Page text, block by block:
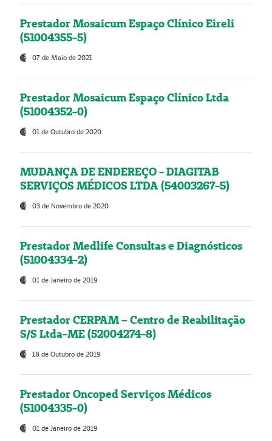
Prestador Mosaicum Espaço Clínico Eireli
(51004355-5)
07 de Maio de 2021
Prestador Mosaicum Espaço Clínico Ltda
(51004352-0)
01 de Outubro de 2020
MUDANÇA DE ENDEREÇO - DIAGITAB
SERVIÇOS MÉDICOS LTDA (54003267-5)
03 de Novembro de 2020
Prestador Medlife Consultas e Diagnósticos
(51004334-2)
01 de Janeiro de 2019
Prestador CERPAM – Centro de Reabilitação
S/S Ltda-ME (52004274-8)
18 de Outubro de 2019
Prestador Oncoped Serviços Médicos
(51004335-0)
01 de Janeiro de 2019